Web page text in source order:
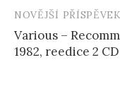
NOVĚJŠÍ PŘÍSPĚVEK
Various –
1982, reedice 2